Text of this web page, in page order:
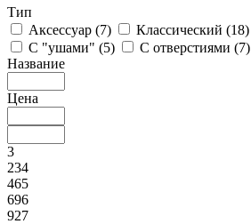
Тип
Аксессуар (7) Классический (18)
С "ушами" (5) С отверстиями (7)
Название
Цена
3
234
465
696
927